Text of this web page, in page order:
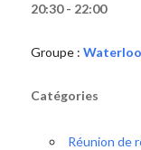
20:30 - 22:00
Groupe : Waterloo
Catégories
Réunion de